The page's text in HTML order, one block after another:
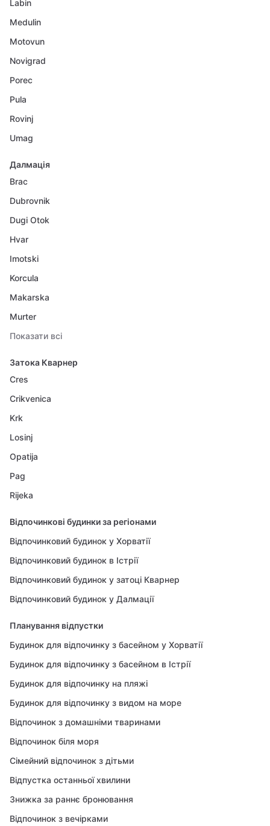
Labin
Medulin
Motovun
Novigrad
Porec
Pula
Rovinj
Umag
Далмація
Brac
Dubrovnik
Dugi Otok
Hvar
Imotski
Korcula
Makarska
Murter
Показати всі
Затока Кварнер
Cres
Crikvenica
Krk
Losinj
Opatija
Pag
Rijeka
Відпочинкові будинки за регіонами
Відпочинковий будинок у Хорватії
Відпочинковий будинок в Істрії
Відпочинковий будинок у затоці Кварнер
Відпочинковий будинок у Далмації
Планування відпустки
Будинок для відпочинку з басейном у Хорватії
Будинок для відпочинку з басейном в Істрії
Будинок для відпочинку на пляжі
Будинок для відпочинку з видом на море
Відпочинок з домашніми тваринами
Відпочинок біля моря
Сімейний відпочинок з дітьми
Відпустка останньої хвилини
Знижка за раннє бронювання
Відпочинок з вечірками